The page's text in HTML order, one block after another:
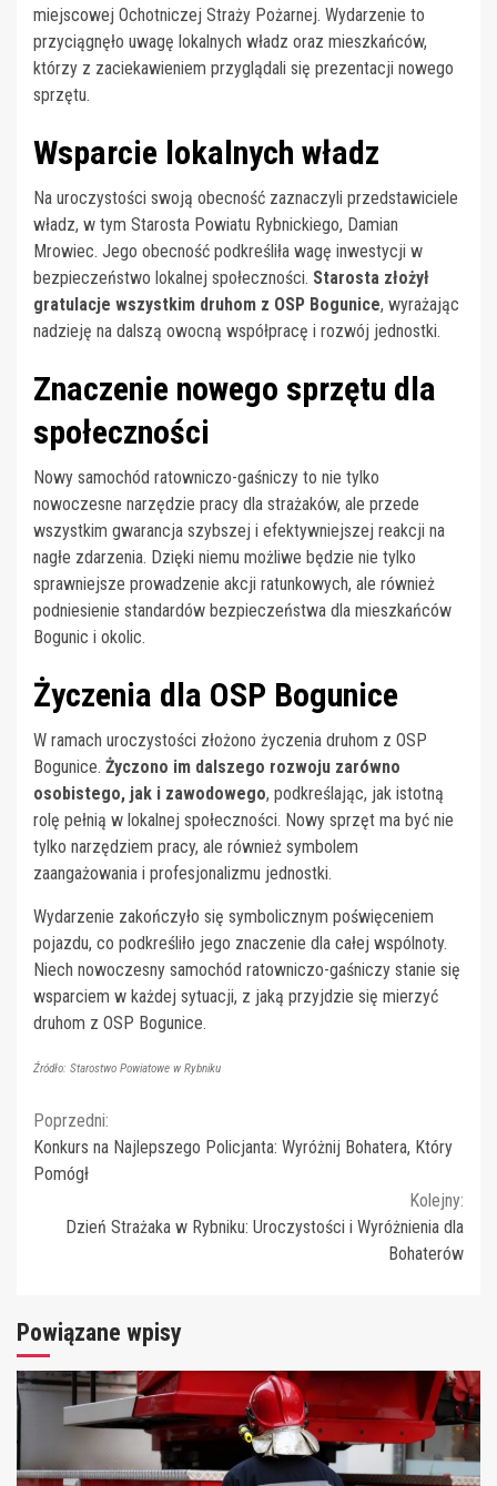
miejscowej Ochotniczej Straży Pożarnej. Wydarzenie to
przyciągnęło uwagę lokalnych władz oraz mieszkańców,
którzy z zaciekawieniem przyglądali się prezentacji nowego
sprzętu.
Wsparcie lokalnych władz
Na uroczystości swoją obecność zaznaczyli przedstawiciele
władz, w tym Starosta Powiatu Rybnickiego, Damian
Mrowiec. Jego obecność podkreśliła wagę inwestycji w
bezpieczeństwo lokalnej społeczności. Starosta złożył
gratulacje wszystkim druhom z OSP Bogunice, wyrażając
nadzieję na dalszą owocną współpracę i rozwój jednostki.
Znaczenie nowego sprzętu dla
społeczności
Nowy samochód ratowniczo-gaśniczy to nie tylko
nowoczesne narzędzie pracy dla strażaków, ale przede
wszystkim gwarancja szybszej i efektywniejszej reakcji na
nagłe zdarzenia. Dzięki niemu możliwe będzie nie tylko
sprawniejsze prowadzenie akcji ratunkowych, ale również
podniesienie standardów bezpieczeństwa dla mieszkańców
Bogunic i okolic.
Życzenia dla OSP Bogunice
W ramach uroczystości złożono życzenia druhom z OSP
Bogunice. Życzono im dalszego rozwoju zarówno
osobistego, jak i zawodowego, podkreślając, jak istotną
rolę pełnią w lokalnej społeczności. Nowy sprzęt ma być nie
tylko narzędziem pracy, ale również symbolem
zaangażowania i profesjonalizmu jednostki.
Wydarzenie zakończyło się symbolicznym poświęceniem
pojazdu, co podkreśliło jego znaczenie dla całej wspólnoty.
Niech nowoczesny samochód ratowniczo-gaśniczy stanie się
wsparciem w każdej sytuacji, z jaką przyjdzie się mierzyć
druhom z OSP Bogunice.
Źródło: Starostwo Powiatowe w Rybniku
Continue
Reading
Poprzedni:
Konkurs na Najlepszego Policjanta: Wyróżnij Bohatera, Który
Pomógł
Kolejny:
Dzień Strażaka w Rybniku: Uroczystości i Wyróżnienia dla
Bohaterów
Powiązane wpisy